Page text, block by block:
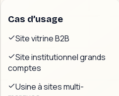
Cas d’usage
Site vitrine B2B
Site institutionnel grands
comptes
Usine à sites multi-